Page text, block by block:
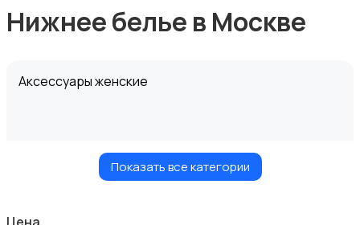
Нижнее белье в Москве
Аксессуары женские
Показать все категории